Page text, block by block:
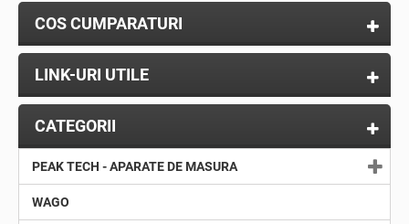
COS CUMPARATURI
LINK-URI UTILE
CATEGORII
PEAK TECH - APARATE DE MASURA
WAGO